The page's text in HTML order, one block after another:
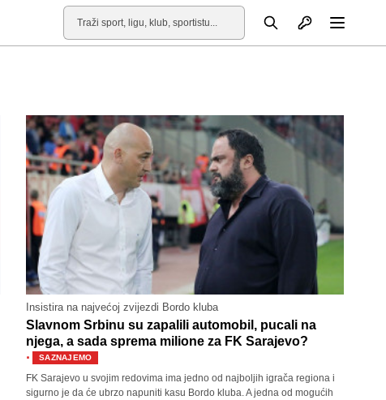
Pretraga Otvori profil
Insistira na najvećoj zvijezdi Bordo kluba
Slavnom Srbinu su zapalili automobil, pucali na
njega, a sada sprema milione za FK Sarajevo?
· SAZNAJEMO
FK Sarajevo u svojim redovima ima jedno od najboljih igrača regiona i
sigurno je da će ubrzo napuniti kasu Bordo kluba. A jedna od mogućih